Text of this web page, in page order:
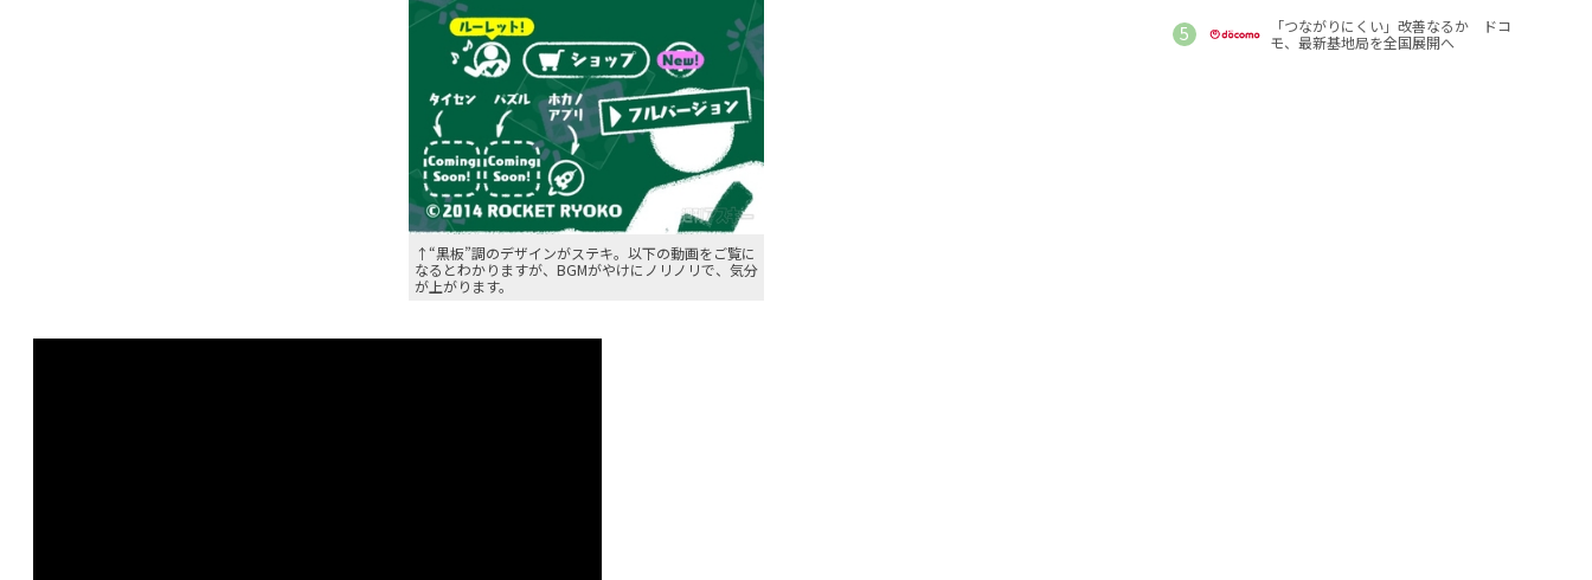
↑“黒板”調のデザインがステキ。以下の動画をご覧に
なるとわかりますが、BGMがやけにノリノリで、気分
が上がります。
「つながりにくい」改善なるか ドコ
モ、最新基地局を全国展開へ